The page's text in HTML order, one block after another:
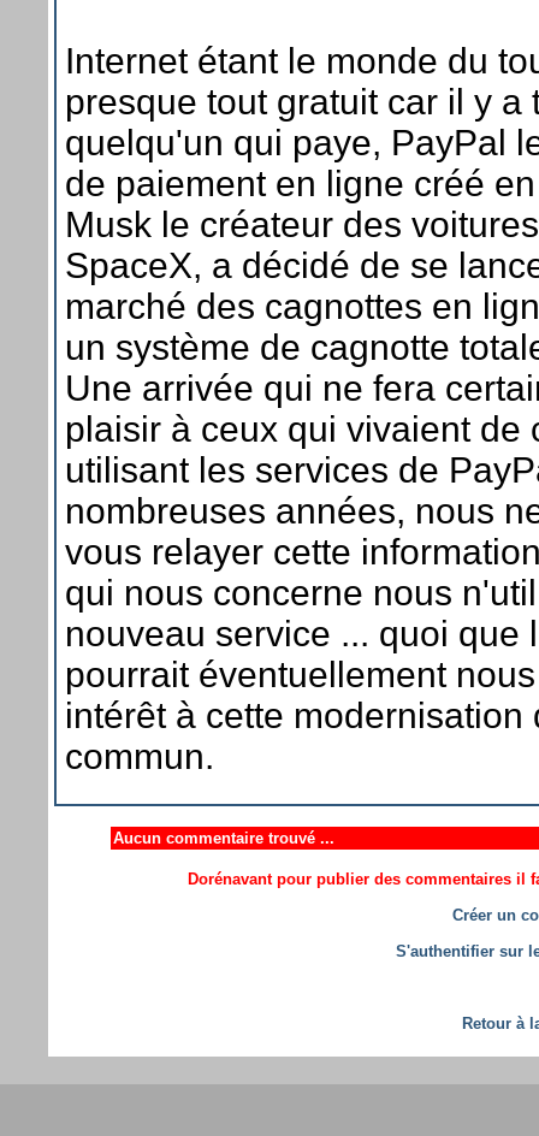
Internet étant le monde du
presque tout gratuit car il y a
quelqu'un qui paye, PayPal
de paiement en ligne créé
Musk le créateur des
SpaceX, a décidé de se
marché des cagnottes en
un système de cagnotte
Une arrivée qui ne fera
plaisir à ceux qui vivaient de
utilisant les services de
nombreuses années, nous
vous relayer cette
qui nous concerne nous
nouveau service ... quoi que
pourrait éventuellement
intérêt à cette modernisation
commun.
Aucun commentaire trouvé ...
Dorénavant pour publier des commentaires il
Créer un
S'authentifier sur
Retour à